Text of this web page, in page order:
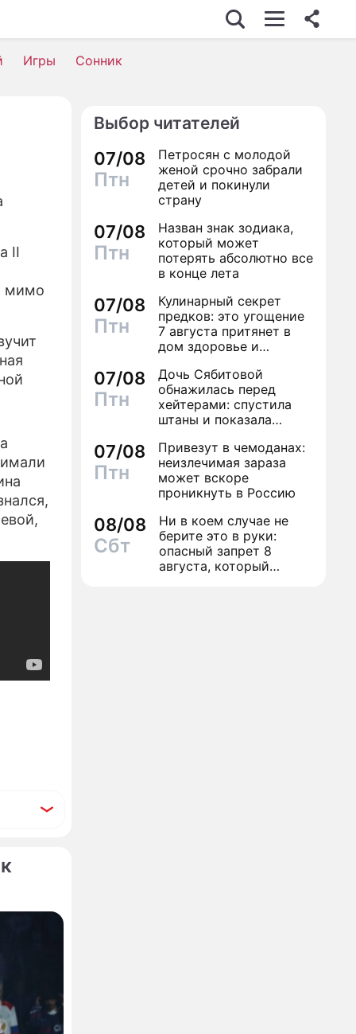
Игры Сонник
II
мимо
Выбор читателей
07/08
Птн
Петросян с молодой
женой срочно забрали
детей и покинули
страну
07/08
Птн
Назван знак зодиака,
который может
потерять абсолютно все
в конце лета
07/08
Птн
Кулинарный секрет
предков: это угощение
7 августа притянет в
дом здоровье и
07/08
Птн
Дочь Сябитовой
обнажилась перед
хейтерами: спустила
штаны и показала
07/08
Птн
Привезут в чемоданах:
неизлечимая зараза
может вскоре
проникнуть в Россию
08/08
Сбт
Ни в коем случае не
берите это в руки:
опасный запрет 8
августа, который